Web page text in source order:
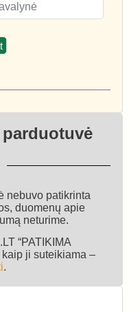
parduotuvė
nebuvo patikrinta
duomenų apie
neturime.
“PATIKIMA
ji suteikiama –
.